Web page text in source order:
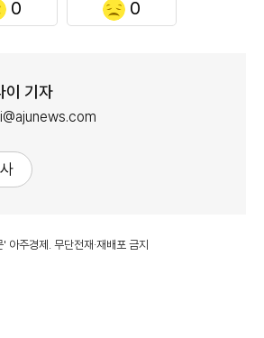
0 0
이 기자
주경제. 무단전재·재배포 금지